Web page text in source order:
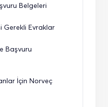
Belgeleri
Gerekli Evraklar
Başvuru
İçin Norveç